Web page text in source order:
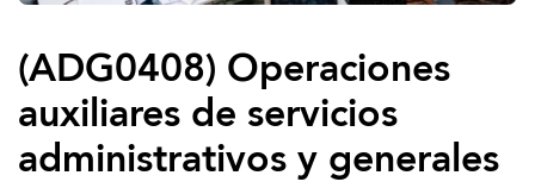
(ADG0408) Operaciones
auxiliares de servicios
administrativos y generales